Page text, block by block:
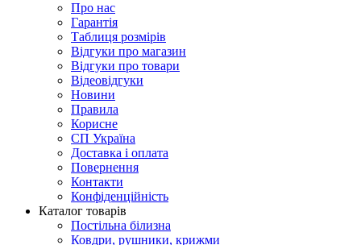
Про нас
Гарантія
Таблиця розмірів
Відгуки про магазин
Відгуки про товари
Відеовідгуки
Новини
Правила
Корисне
СП Україна
Доставка і оплата
Повернення
Контакти
Конфіденційність
Каталог товарів
Постільна білизна
Ковдри, рушники, крижми